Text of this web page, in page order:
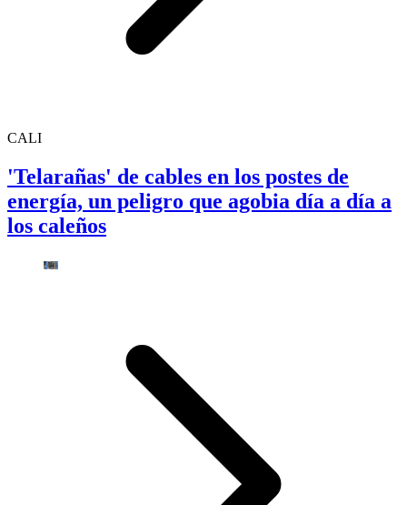
CALI
'Telarañas' de cables en los postes de
energía, un peligro que agobia día a día a
los caleños